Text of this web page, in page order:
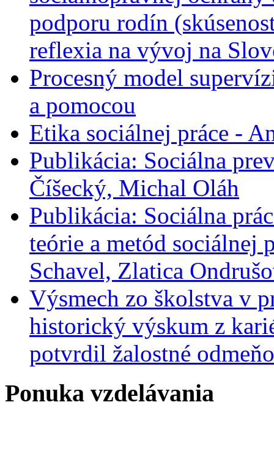
podporu rodín
reflexia na vývoj na
Procesný model
a pomocou
Etika sociálnej práce -
Publikácia: Sociálna
Číšecký, Michal Oláh
Publikácia: Sociálna
teórie a metód sociálnej
Schavel, Zlatica
Výsmech zo školstva v
historický výskum z
potvrdil žalostné
Ponuka vzdelávania